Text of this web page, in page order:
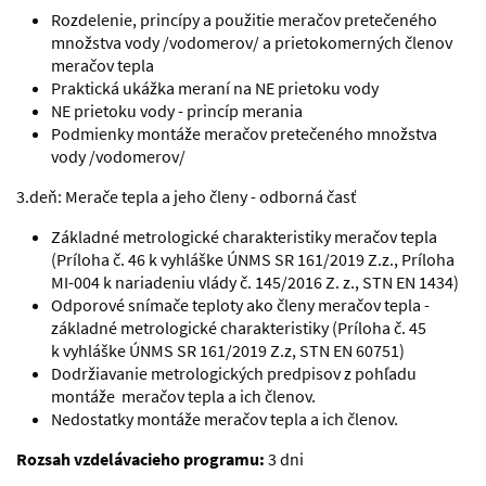
Rozdelenie, princípy a použitie meračov pretečeného
množstva vody /vodomerov/ a prietokomerných členov
meračov tepla
Praktická ukážka meraní na NE prietoku vody
NE prietoku vody - princíp merania
Podmienky montáže meračov pretečeného množstva
vody /vodomerov/
3.deň: Merače tepla a jeho členy - odborná časť
Základné metrologické charakteristiky meračov tepla
(Príloha č. 46 k vyhláške ÚNMS SR 161/2019 Z.z., Príloha
MI-004 k nariadeniu vlády č. 145/2016 Z. z., STN EN 1434)
Odporové snímače teploty ako členy meračov tepla -
základné metrologické charakteristiky (Príloha č. 45
k vyhláške ÚNMS SR 161/2019 Z.z, STN EN 60751)
Dodržiavanie metrologických predpisov z pohľadu
montáže meračov tepla a ich členov.
Nedostatky montáže meračov tepla a ich členov.
Rozsah vzdelávacieho programu: 3 dni